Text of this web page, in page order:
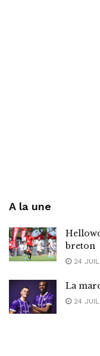
A la une
breton
24
La
24